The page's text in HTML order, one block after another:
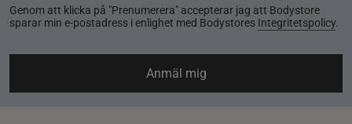
Genom att klicka på "Prenumerera" accepterar jag att Bodystore
sparar min e-postadress i enlighet med Bodystores Integritetspolicy.
Anmäl mig